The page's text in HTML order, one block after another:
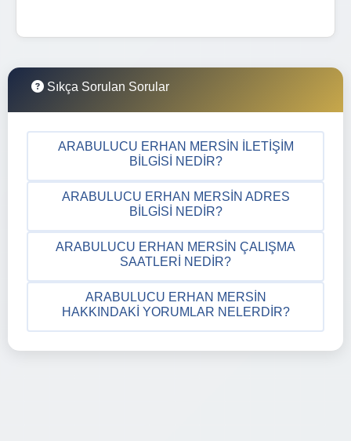
Sıkça Sorulan Sorular
ARABULUCU ERHAN MERSIN İLETIŞIM
BILGISI NEDIR?
ARABULUCU ERHAN MERSIN ADRES
BILGISI NEDIR?
ARABULUCU ERHAN MERSIN ÇALIŞMA
SAATLERI NEDIR?
ARABULUCU ERHAN MERSIN
HAKKINDAKI YORUMLAR NELERDIR?